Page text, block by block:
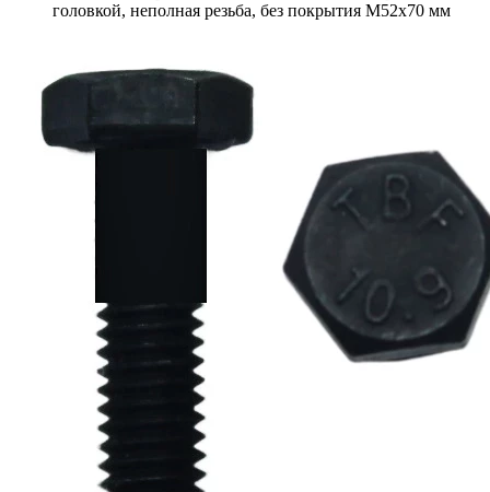
головкой, неполная резьба, без покрытия M52x70 мм